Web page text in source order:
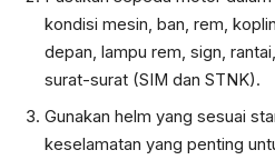
kondisi mesin, ban, rem,
depan, lampu rem, sign,
surat-surat (SIM dan STNK).
Gunakan helm yang sesuai
keselamatan yang penting